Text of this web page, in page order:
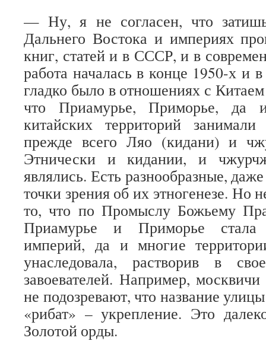
— Ну, я не согласен, что
Дальнего Востока и империях
книг, статей и в СССР, и в
работа началась в конце 1950-х и
гладко было в отношениях с
что Приамурье, Приморье, да
китайских территорий
прежде всего Ляо (кидани) и
Этнически и кидании, и
являлись. Есть разнообразные,
точки зрения об их этногенезе. Но
то, что по Промыслу Божьему
Приамурье и Приморье стала
империй, да и многие
унаследовала, растворив в
завоевателей. Например,
не подозревают, что название
«рибат» – укрепление. Это
Золотой орды.